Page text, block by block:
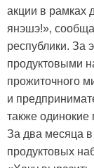
акции в
янэшэ!»,
республики. За
продуктовыми
прожиточного
и
также одинокие
За два месяца в
продуктовых